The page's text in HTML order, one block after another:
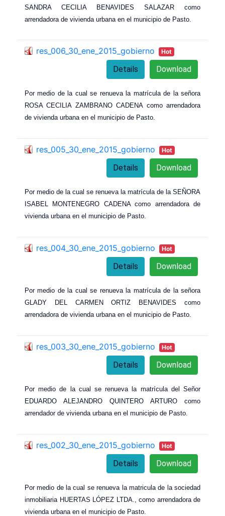
SANDRA CECILIA BENAVIDES SALAZAR como
arrendadora de vivienda urbana en el municipio de Pasto.
res_006_30_ene_2015_gobierno Hot
Download
Details
Por medio de la cual se renueva la matrícula de la señora
ROSA CECILIA ZAMBRANO CADENA como arrendadora
de vivienda urbana en el municipio de Pasto.
res_005_30_ene_2015_gobierno Hot
Download
Details
Por medio de la cual se renueva la matrícula de la SEÑORA
ISABEL MONTENEGRO CADENA como arrendadora de
vivienda urbana en el municipio de Pasto.
res_004_30_ene_2015_gobierno Hot
Download
Details
Por medio de la cual se renueva la matrícula de la señora
GLADY DEL CARMEN ORTIZ BENAVIDES como
arrendadora de vivienda urbana en el municipio de Pasto.
res_003_30_ene_2015_gobierno Hot
Download
Details
Por medio de la cual se renueva la matrícula del Señor
EDUARDO ALEJANDRO QUINTERO ARTURO como
arrendador de vivienda urbana en el municipio de Pasto.
res_002_30_ene_2015_gobierno Hot
Download
Details
Por medio de la cual se renueva la matricula de la sociedad
inmobiliaria HUERTAS LÓPEZ LTDA., como arrendadora de
vivienda urbana en el municipio de Pasto.